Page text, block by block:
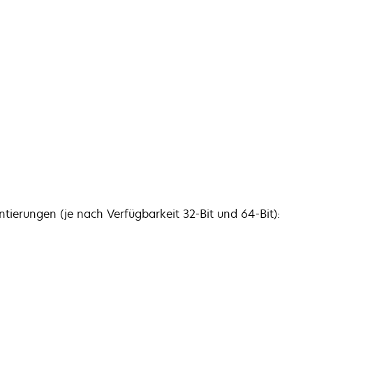
(je nach Verfügbarkeit 32-Bit und 64-Bit):